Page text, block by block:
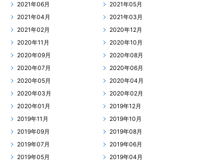
2021年06月
2021年05月
2021年04月
2021年03月
2021年02月
2020年12月
2020年11月
2020年10月
2020年09月
2020年08月
2020年07月
2020年06月
2020年05月
2020年04月
2020年03月
2020年02月
2020年01月
2019年12月
2019年11月
2019年10月
2019年09月
2019年08月
2019年07月
2019年06月
2019年05月
2019年04月